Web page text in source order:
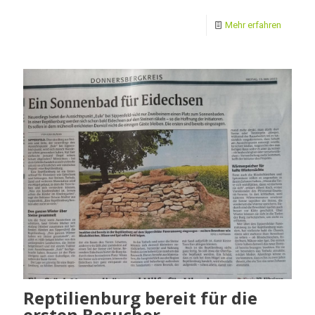
Mehr erfahren
Reptilienburg bereit für die